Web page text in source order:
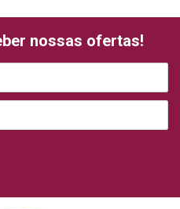
nossas ofertas!